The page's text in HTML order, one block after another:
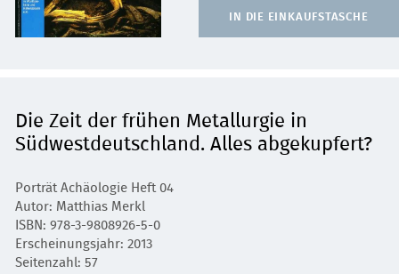
IN DIE EINKAUFSTASCHE
Die Zeit der frühen Metallurgie in
Südwestdeutschland. Alles abgekupfert?
Porträt Achäologie Heft 04
Autor: Matthias Merkl
ISBN: 978-3-9808926-5-0
Erscheinungsjahr: 2013
Seitenzahl: 57